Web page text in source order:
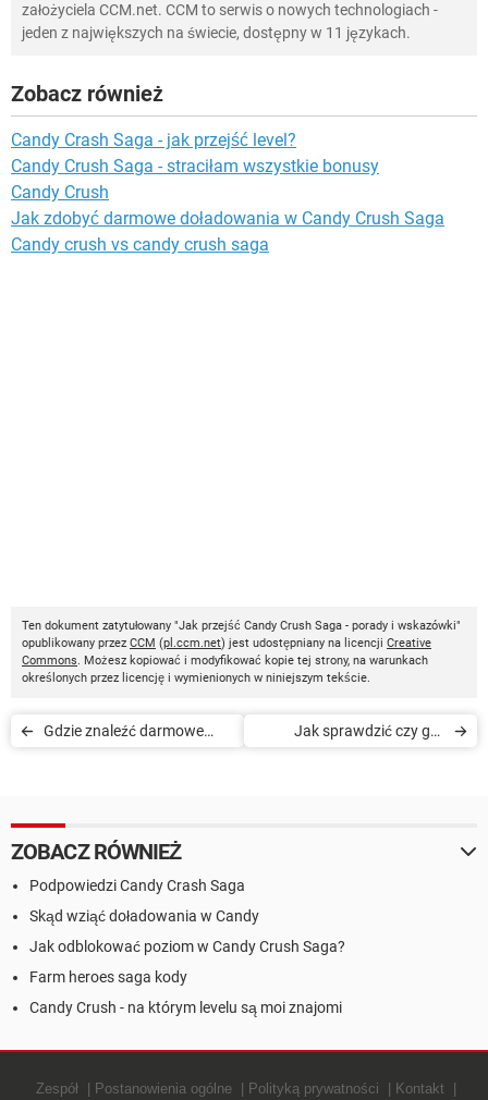
założyciela CCM.net. CCM to serwis o nowych technologiach -
jeden z największych na świecie, dostępny w 11 językach.
Zobacz również
Candy Crash Saga - jak przejść level?
Candy Crush Saga - straciłam wszystkie bonusy
Candy Crush
Jak zdobyć darmowe doładowania w Candy Crush Saga
Candy crush vs candy crush saga
Ten dokument zatytułowany "Jak przejść Candy Crush Saga - porady i wskazówki"
opublikowany przez CCM (pl.ccm.net) jest udostępniany na licencji Creative
Commons. Możesz kopiować i modyfikować kopie tej strony, na warunkach
określonych przez licencję i wymienionych w niniejszym tekście.
Gdzie znaleźć darmowe
Jak sprawdzić czy gra
ZOBACZ RÓWNIEŻ
Podpowiedzi Candy Crash Saga
Skąd wziąć doładowania w Candy
Jak odblokować poziom w Candy Crush Saga?
Farm heroes saga kody
Candy Crush - na którym levelu są moi znajomi
Zespół Postanowienia ogólne Polityką prywatności Kontakt